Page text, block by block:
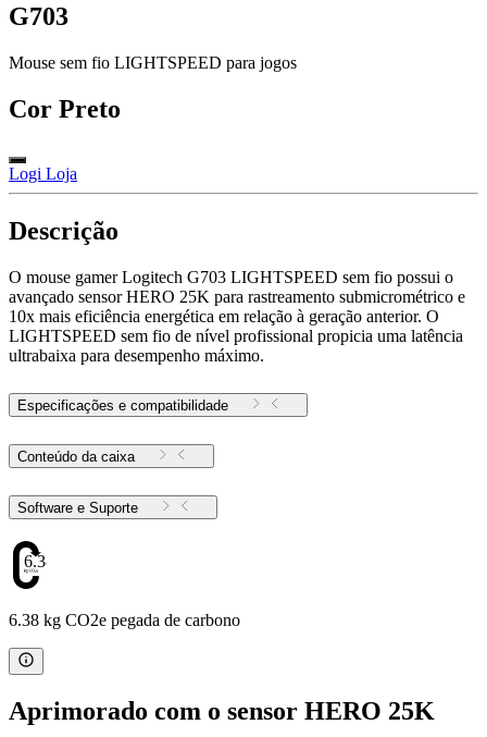
G703
Mouse sem fio LIGHTSPEED para jogos
Cor Preto
Logi Loja
Descrição
O mouse gamer Logitech G703 LIGHTSPEED sem fio possui o
avançado sensor HERO 25K para rastreamento submicrométrico e
10x mais eficiência energética em relação à geração anterior. O
LIGHTSPEED sem fio de nível profissional propicia uma latência
ultrabaixa para desempenho máximo.
Especificações e compatibilidade
Conteúdo da caixa
Software e Suporte
6.38
6.38 kg CO2e pegada de carbono
Aprimorado com o sensor HERO 25K